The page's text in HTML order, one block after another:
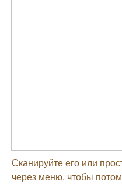
Сканируйте его или
через меню, чтобы